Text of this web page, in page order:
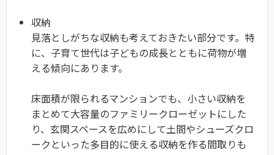
収納
見落としがちな収納も考えておきたい部分です。特
に、子育て世代は子どもの成長とともに荷物が増
える傾向にあります。
床面積が限られるマンションでも、小さい収納を
まとめて大容量のファミリークローゼットにした
り、玄関スペースを広めにして土間やシューズクロ
ークといった多目的に使える収納を作る間取りも